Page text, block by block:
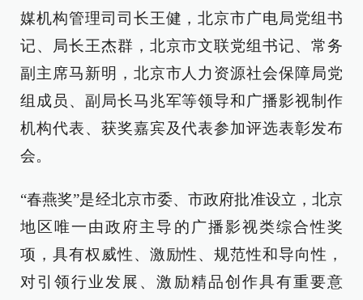
媒机构管理司司长王健，北京市广电局党组书
记、局长王杰群，北京市文联党组书记、常务
副主席马新明，北京市人力资源社会保障局党
组成员、副局长马兆军等领导和广播影视制作
机构代表、获奖嘉宾及代表参加评选表彰发布
会。
“春燕奖”是经北京市委、市政府批准设立，北京
地区唯一由政府主导的广播影视类综合性奖
项，具有权威性、激励性、规范性和导向性，
对引领行业发展、激励精品创作具有重要意